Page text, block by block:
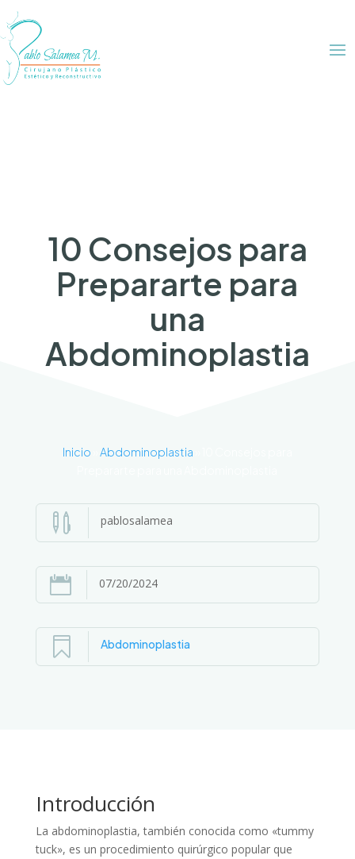
10 Consejos para
Prepararte para
una
Abdominoplastia
Inicio Abdominoplastia
 pablosalamea
 07/20/2024
 Abdominoplastia
Introducción
La abdominoplastia, también conocida como «tummy
tuck», es un procedimiento quirúrgico popular que